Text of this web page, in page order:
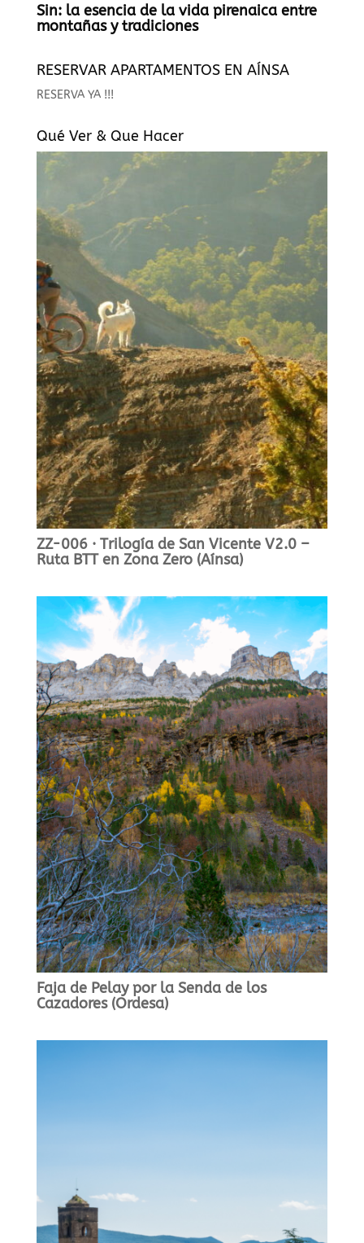
Sin: la esencia de la vida pirenaica entre
montañas y tradiciones
RESERVAR APARTAMENTOS EN AÍNSA
RESERVA YA !!!
Qué Ver & Que Hacer
ZZ-006 · Trilogía de San Vicente V2.0 –
Ruta BTT en Zona Zero (Aínsa)
Faja de Pelay por la Senda de los
Cazadores (Ordesa)